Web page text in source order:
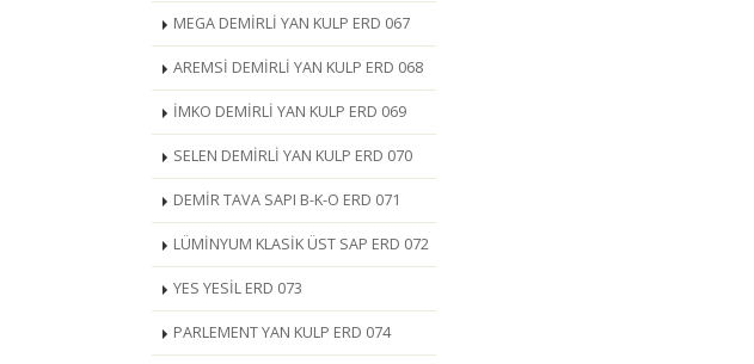
MEGA DEMİRLİ YAN KULP ERD 067
AREMSİ DEMİRLİ YAN KULP ERD 068
İMKO DEMİRLİ YAN KULP ERD 069
SELEN DEMİRLİ YAN KULP ERD 070
DEMİR TAVA SAPI B-K-O ERD 071
LÜMİNYUM KLASİK ÜST SAP ERD 072
YES YESİL ERD 073
PARLEMENT YAN KULP ERD 074